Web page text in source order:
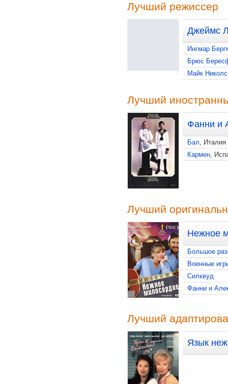
Лучший режиссер
Джеймс
Ингмар
Брюс
Майк Николс
Лучший
Фанни и
Бал, Италия
Кармен,
Лучший
Нежное
Большое
Военные
Силквуд
Фанни и
Лучший
Язык